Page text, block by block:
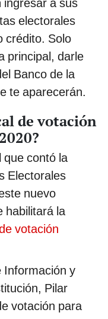
ingresar a sus
electorales
crédito. Solo
principal, darle
Banco de la
te aparecerán.
de votación
que contó la
Electorales
nuevo
habilitará la
votación
Información y
Pilar
votación para